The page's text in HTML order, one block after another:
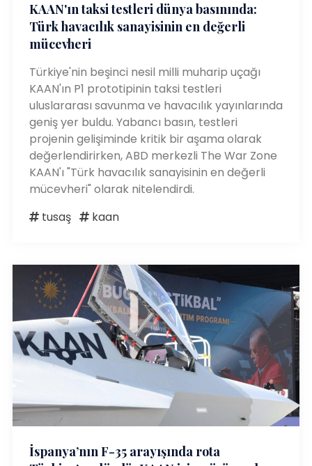
KAAN'ın taksi testleri dünya basınında:
Türk havacılık sanayisinin en değerli
mücevheri
Türkiye'nin beşinci nesil milli muharip uçağı
KAAN'ın P1 prototipinin taksi testleri
uluslararası savunma ve havacılık yayınlarında
geniş yer buldu. Yabancı basın, testleri
projenin gelişiminde kritik bir aşama olarak
değerlendirirken, ABD merkezli The War Zone
KAAN'ı "Türk havacılık sanayisinin en değerli
mücevheri" olarak nitelendirdi.
tusaş
kaan
İspanya’nın F-35 arayışında rota